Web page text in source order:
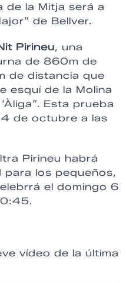
de la Mitja será a
de Bellver.
Pirineu, una
de 860m de
de distancia que
esquí de la Molina
Esta prueba
de octubre a las
Pirineu habrá
para los pequeños,
el domingo 6
vídeo de la última